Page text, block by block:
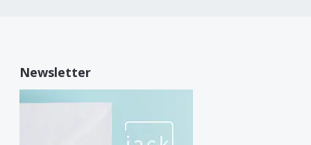
Newsletter